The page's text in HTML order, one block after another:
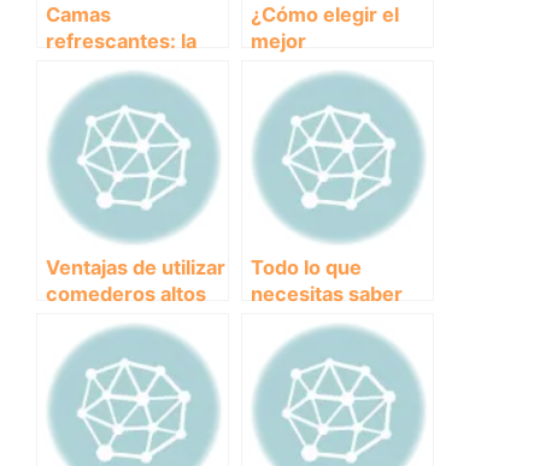
Camas
refrescantes: la
solución perfecta
para mantener a tu
perro fresco en
verano
¿Cómo elegir el
mejor
antiparasitario
interno para tu
perro?
Ventajas de utilizar
comederos altos
para perros:
comodidad y salud
en su alimentación
Todo lo que
necesitas saber
sobre la
prevención de
pulgas en perros:
Los mejores
antipulgas del
mercado.